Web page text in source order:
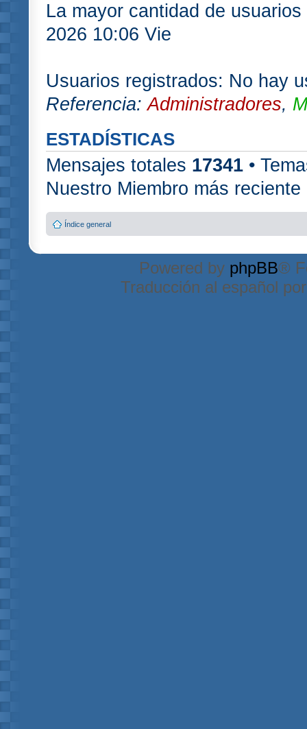
La mayor cantidad de
2026 10:06 Vie
Usuarios registrados: No hay
Referencia:Administradores,
ESTADÍSTICAS
Mensajes totales 17341 •
Nuestro Miembro más
Índice general
Powered by phpBB®
Traducción al español